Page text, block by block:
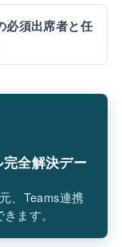
必須出席者と任
全解決デー
、Teams連携
ます。